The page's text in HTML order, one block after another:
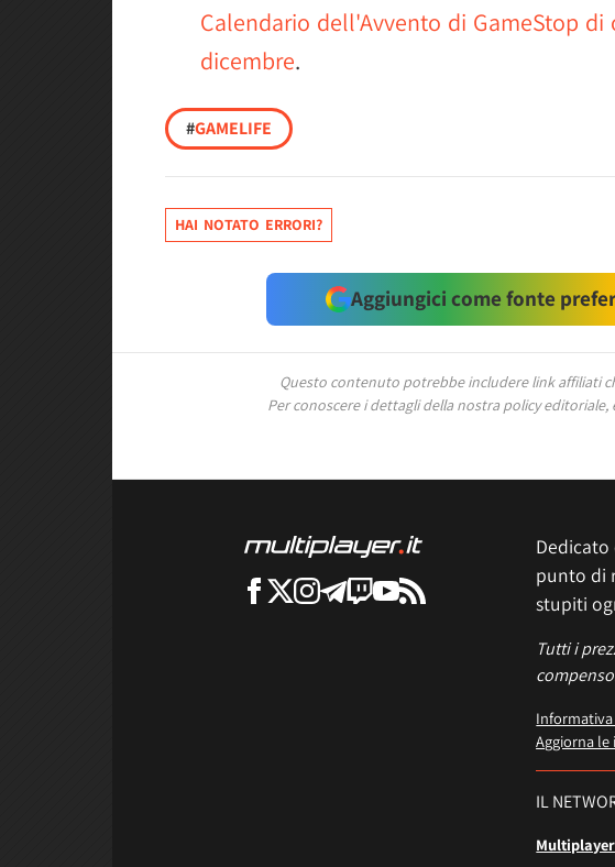
Calendario dell'Avvento di GameStop di
dicembre.
#GAMELIFE
HAI NOTATO ERRORI?
Aggiungici come fonte
Questo contenuto potrebbe includere link affiliati
Per conoscere i dettagli della nostra policy editoriale,
punto di
stupiti
Tutti i
Aggiorna
IL
Multiplayer